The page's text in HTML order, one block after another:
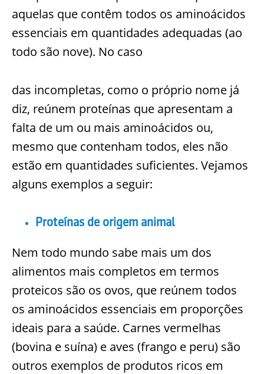
aquelas que contêm todos os aminoácidos
essenciais em quantidades adequadas (ao
todo são nove). No caso
das incompletas, como o próprio nome já
diz, reúnem proteínas que apresentam a
falta de um ou mais aminoácidos ou,
mesmo que contenham todos, eles não
estão em quantidades suficientes. Vejamos
alguns exemplos a seguir:
Proteínas de origem animal
Nem todo mundo sabe mais um dos
alimentos mais completos em termos
proteicos são os ovos, que reúnem todos
os aminoácidos essenciais em proporções
ideais para a saúde. Carnes vermelhas
(bovina e suína) e aves (frango e peru) são
outros exemplos de produtos ricos em